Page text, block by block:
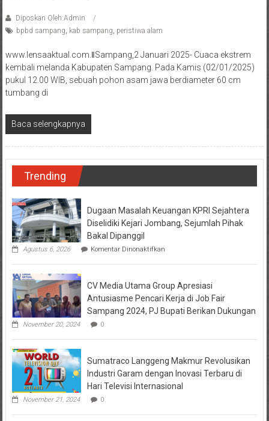
Diposkan Oleh:Admin
bpbd sampang kab sampang peristiwa alam
www.lensaaktual.com.ǁSampang,2 Januari 2025- Cuaca ekstrem
kembali melanda Kabupaten Sampang. Pada Kamis (02/01/2025)
pukul 12.00 WIB, sebuah pohon asam jawa berdiameter 60 cm
tumbang di
Baca selengkapnya
Trending
Dugaan Masalah Keuangan KPRI Sejahtera
Diselidiki Kejari Jombang, Sejumlah Pihak
Bakal Dipanggil
Agustus 6, 2026 Komentar Dinonaktifkanpada
Masalah
KPRI
Sejahtera
Diselidiki
Kejari
Pihak
Dipanggil
CV Media Utama Group Apresiasi
Antusiasme Pencari Kerja di Job Fair
Sampang 2024, PJ Bupati Berikan Dukungan
November 20, 2024 0
Sumatraco Langgeng Makmur Revolusikan
Industri Garam dengan Inovasi Terbaru di
Hari Televisi Internasional
November 21, 2024 0